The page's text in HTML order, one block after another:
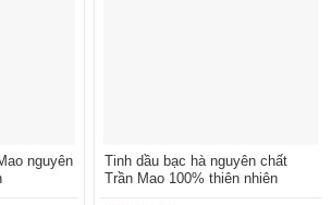
nguyên
Tinh dầu bạc hà nguyên chất
Trần Mao 100% thiên nhiên